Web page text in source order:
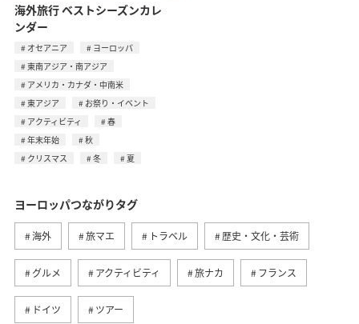
海外旅行 ベストシーズンカレ
ンダー
オセアニア
ヨーロッパ
東南アジア・南アジア
アメリカ・カナダ・中南米
東アジア
お祭り・イベント
アクティビティ
春
年末年始
秋
クリスマス
冬 夏
ヨーロッパつながりタグ
海外 旅マエ トラベル 歴史・文化・芸術
グルメ アクティビティ 旅ナカ フランス
ドイツ ツアー